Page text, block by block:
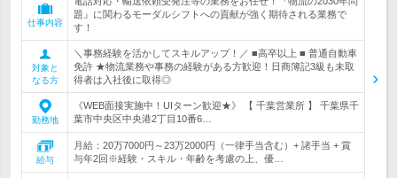
仕事内容
題』に関わるモーダルシフトへの貢献が強く期待される業務で
す！
対象と
なる方
＼事務経験を活かしてスキルアップ！／ ■高卒以上 ■ 普通自動車
免許 ★物流業務や事務の経験がある方歓迎！日商簿記3級も未取
得者は入社後に取得◎
勤務地
《WEB面接実施中！UIターン歓迎★》 【 千葉営業所 】 千葉県千
葉市中央区中央港2丁目10番6…
給与
月給：20万7000円～23万2000円（一律手当含む）+ 諸手当 + 賞
与年2回※経験・スキル・年齢を考慮の上、優…